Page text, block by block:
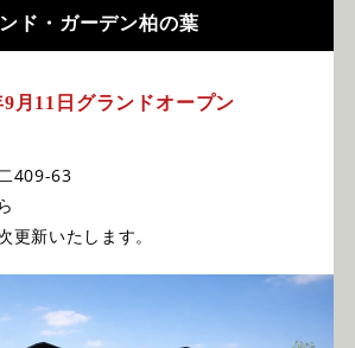
ド・ガーデン柏の葉
9月11日グランドオープン
409-63
新いたします。